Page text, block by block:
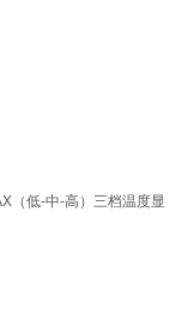
（低-中-高）三档温度显